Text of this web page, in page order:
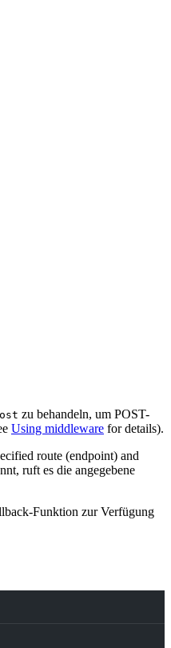
zu behandeln, um POST-
Using middleware for details).
route (endpoint) and
ruft es die angegebene
Funktion zur Verfügung